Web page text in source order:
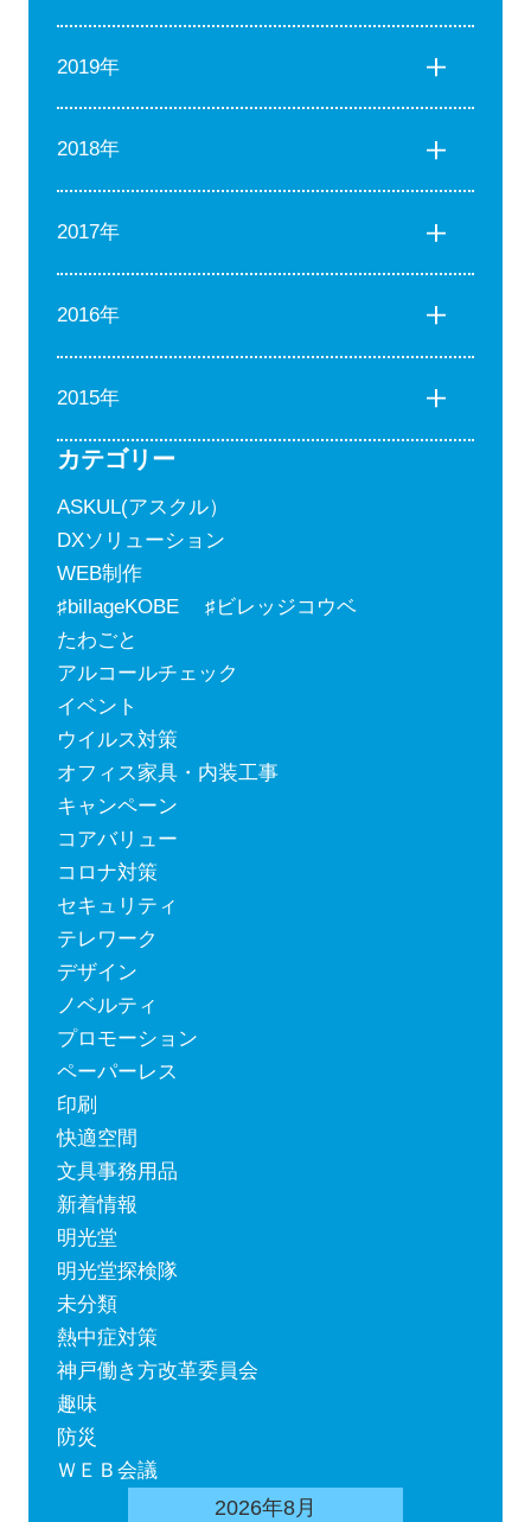
2019年
2018年
2017年
2016年
2015年
カテゴリー
ASKUL(アスクル）
DXソリューション
WEB制作
♯billageKOBE ♯ビレッジコウベ
たわごと
アルコールチェック
イベント
ウイルス対策
オフィス家具・内装工事
キャンペーン
コアバリュー
コロナ対策
セキュリティ
テレワーク
デザイン
ノベルティ
プロモーション
ペーパーレス
印刷
快適空間
文具事務用品
新着情報
明光堂
明光堂探検隊
未分類
熱中症対策
神戸働き方改革委員会
趣味
防災
ＷＥＢ会議
2026年8月